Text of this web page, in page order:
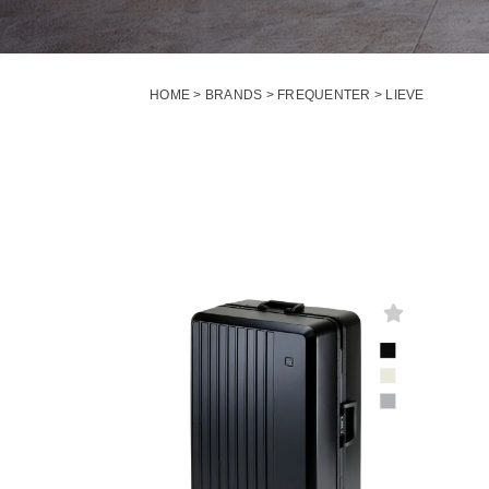
HOME BRANDS FREQUENTER LIEVE